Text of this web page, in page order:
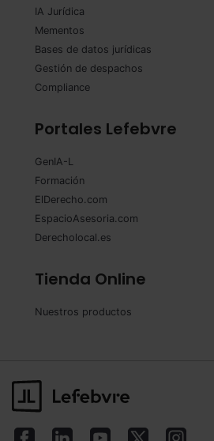
IA Jurídica
Mementos
Bases de datos jurídicas
Gestión de despachos
Compliance
Portales Lefebvre
GenIA-L
Formación
ElDerecho.com
EspacioAsesoria.com
Derecholocal.es
Tienda Online
Nuestros productos